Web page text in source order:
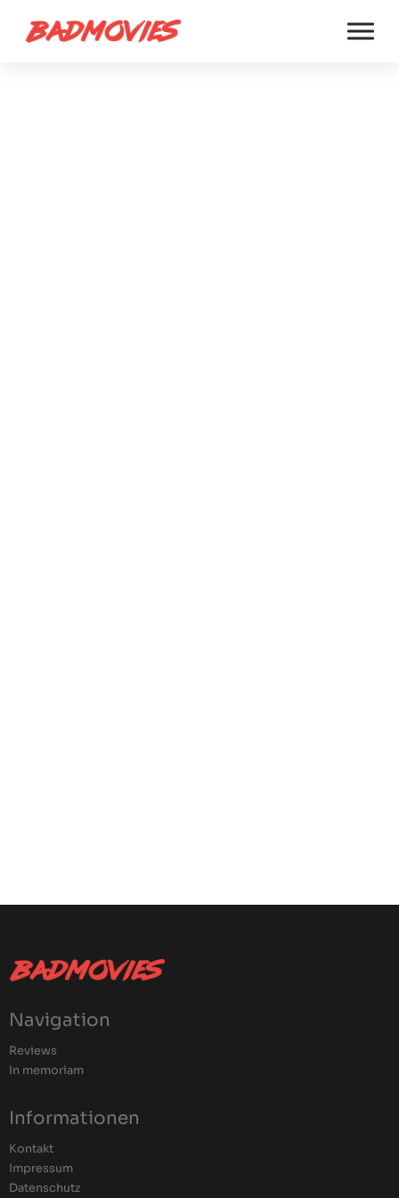
Navigation
Reviews
In memoriam
Informationen
Kontakt
Impressum
Datenschutz